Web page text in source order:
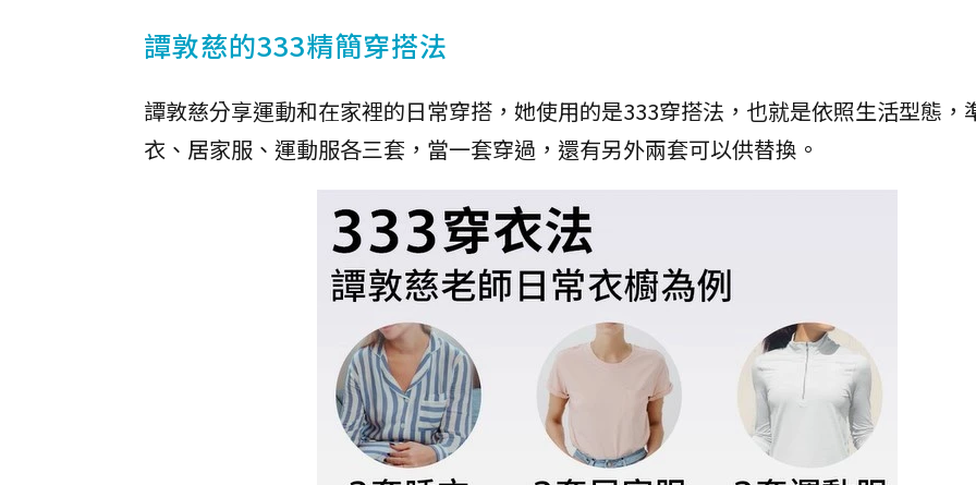
譚敦慈的333精簡穿搭法
譚敦慈分享運動和在家裡的日常穿搭，她使用的是333穿搭法，也就是依照生活型態，
衣、居家服、運動服各三套，當一套穿過，還有另外兩套可以供替換。